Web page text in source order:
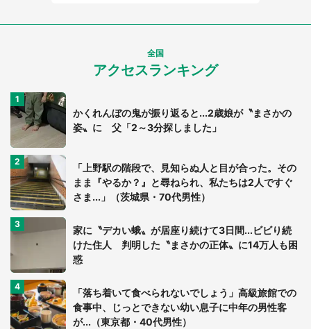
全国
アクセスランキング
かくれんぼの鬼が振り返ると...2歳娘が〝まさかの
姿〟に 父「2～3分探しました」
「上野駅の階段で、見知らぬ人と目が合った。その
まま『やるか？』と尋ねられ、私たちは2人ですぐ
さま...」（茨城県・70代男性）
家に〝デカい蛾〟が居座り続けて3日間...ビビり続
けた住人 判明した〝まさかの正体〟に14万人も困
惑
「落ち着いて食べられないでしょう」高級旅館での
食事中、じっとできない幼い息子に中年の男性客
が...（東京都・40代男性）